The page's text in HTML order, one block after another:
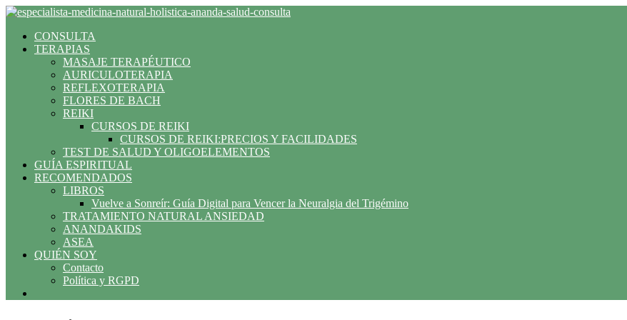
Saltar
contenidoCONSULTA
TERAPIAS
MASAJE TERAPÉUTICO
AURICULOTERAPIA
REFLEXOTERAPIA
FLORES DE BACH
REIKI
CURSOS DE REIKI
CURSOS DE REIKI:PRECIOS Y FACILIDADES
TEST DE SALUD Y OLIGOELEMENTOS
GUÍA ESPIRITUAL
RECOMENDADOS
LIBROS
Vuelve a Sonreír: Guía Digital para Vencer la Neuralgia del Trigémino
TRATAMIENTO NATURAL ANSIEDAD
ANANDAKIDS
ASEA
QUIÉN SOY
Contacto
Política y RGPD